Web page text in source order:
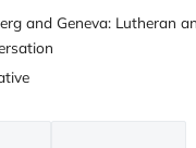
and Geneva: Lutheran